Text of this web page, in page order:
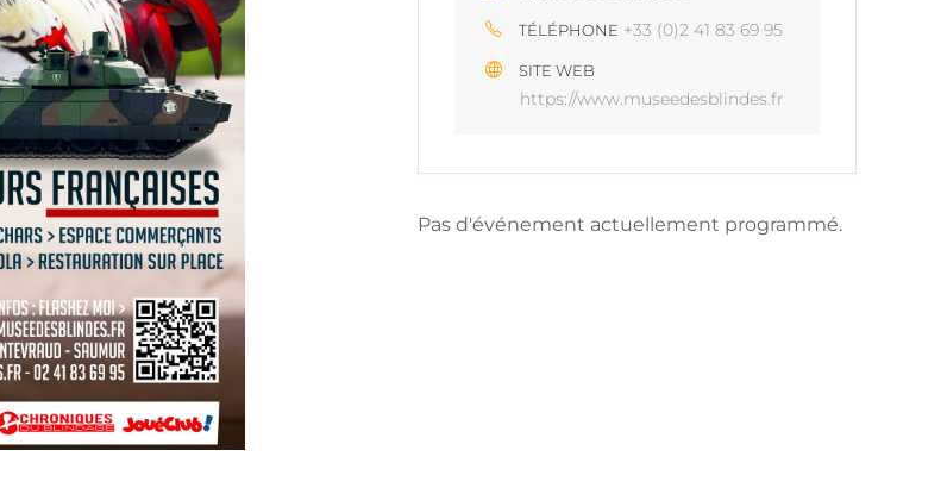
TÉLÉPHONE +33 (0)2 41 83 69 95
SITE WEB
https://www.museedesblindes.fr
Pas d'événement actuellement programmé.